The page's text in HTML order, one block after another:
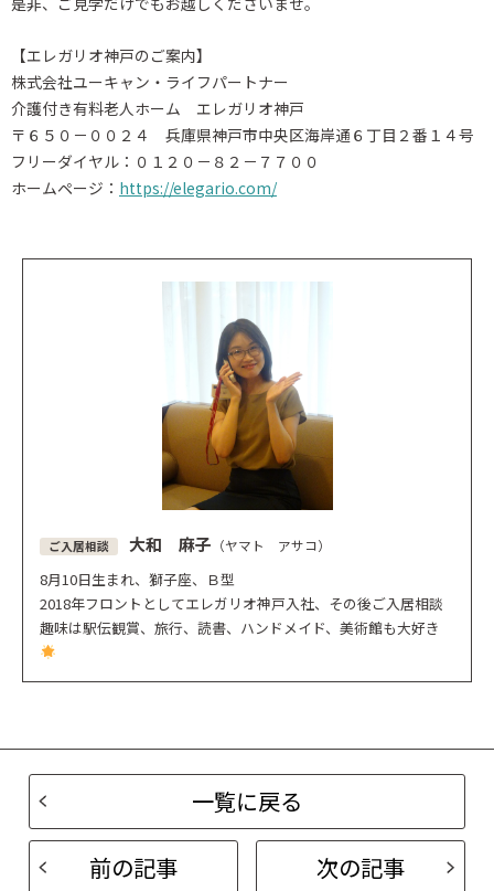
【エレガリオ神戸のご案内】
株式会社ユーキャン・ライフパートナー
介護付き有料老人ホーム エレガリオ神戸
〒６５０－００２４ 兵庫県神戸市中央区海岸通６丁目２番１４号
フリーダイヤル：０１２０－８２－７７００
ホームページ： https://elegario.com/
ご入居相談 大和 麻子 （ヤマト アサコ）
8月10日生まれ、獅子座、Ｂ型
2018年フロントとしてエレガリオ神戸入社、その後ご入居相談
趣味は駅伝観賞、旅行、読書、ハンドメイド、美術館も大好き
一覧に戻る
前の記事
次の記事